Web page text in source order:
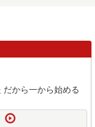
から一から始める